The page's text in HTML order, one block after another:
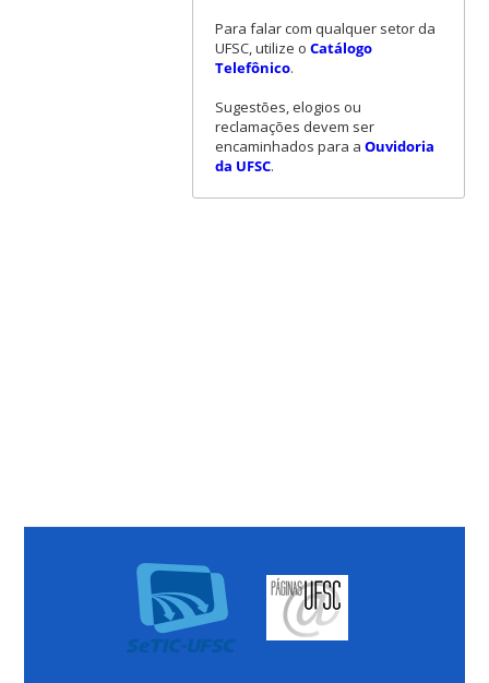
Para falar com qualquer setor da
UFSC, utilize o Catálogo
Telefônico.
Sugestões, elogios ou
reclamações devem ser
encaminhados para a Ouvidoria
da UFSC.